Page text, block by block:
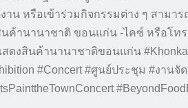
น หรือเข้าร่วมกิจกรรมต่าง ๆ สามาร
ค้านานาชาติ ขอนแก่น -ไคซ์ หรือโทร
งสินค้านานาชาติขอนแก่น
#Concert #ศูนย์ประชุม #งาน